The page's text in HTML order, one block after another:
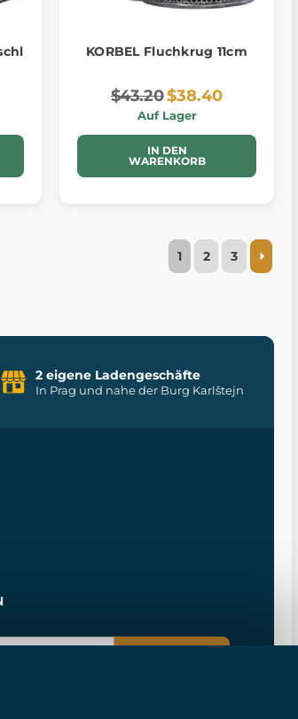
KORBEL Fluchkrug 11cm
$43.20$38.40
Auf Lager
IN DEN
WARENKORB
1 2 3
2 eigene Ladengeschäfte
In Prag und nahe der Burg Karlštejn